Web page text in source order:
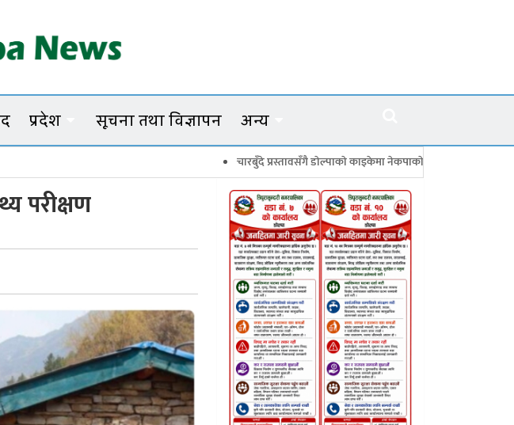
प्रदेश सूचना तथा विज्ञापन अन्य
चारबुँदे प्रस्तावसँगै डाेल्पाकाे काइकेमा नेकपाकाे ९९ सदस्यीय गाउँ समिति गठन
परीक्षण